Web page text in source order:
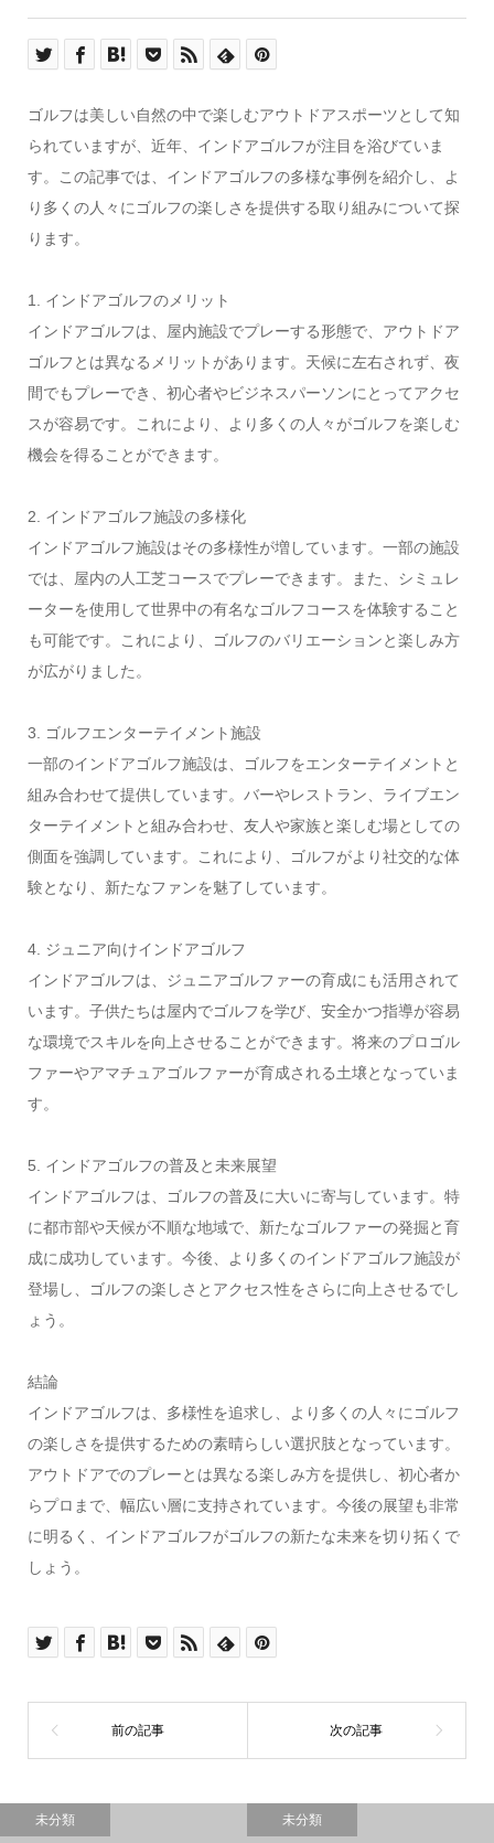
ゴルフは美しい自然の中で楽しむアウトドアスポーツとして知
られていますが、近年、インドアゴルフが注目を浴びていま
す。この記事では、インドアゴルフの多様な事例を紹介し、よ
り多くの人々にゴルフの楽しさを提供する取り組みについて探
ります。
1. インドアゴルフのメリット
インドアゴルフは、屋内施設でプレーする形態で、アウトドア
ゴルフとは異なるメリットがあります。天候に左右されず、夜
間でもプレーでき、初心者やビジネスパーソンにとってアクセ
スが容易です。これにより、より多くの人々がゴルフを楽しむ
機会を得ることができます。
2. インドアゴルフ施設の多様化
インドアゴルフ施設はその多様性が増しています。一部の施設
では、屋内の人工芝コースでプレーできます。また、シミュレ
ーターを使用して世界中の有名なゴルフコースを体験すること
も可能です。これにより、ゴルフのバリエーションと楽しみ方
が広がりました。
3. ゴルフエンターテイメント施設
一部のインドアゴルフ施設は、ゴルフをエンターテイメントと
組み合わせて提供しています。バーやレストラン、ライブエン
ターテイメントと組み合わせ、友人や家族と楽しむ場としての
側面を強調しています。これにより、ゴルフがより社交的な体
験となり、新たなファンを魅了しています。
4. ジュニア向けインドアゴルフ
インドアゴルフは、ジュニアゴルファーの育成にも活用されて
います。子供たちは屋内でゴルフを学び、安全かつ指導が容易
な環境でスキルを向上させることができます。将来のプロゴル
ファーやアマチュアゴルファーが育成される土壌となっていま
す。
5. インドアゴルフの普及と未来展望
インドアゴルフは、ゴルフの普及に大いに寄与しています。特
に都市部や天候が不順な地域で、新たなゴルファーの発掘と育
成に成功しています。今後、より多くのインドアゴルフ施設が
登場し、ゴルフの楽しさとアクセス性をさらに向上させるでし
ょう。
結論
インドアゴルフは、多様性を追求し、より多くの人々にゴルフ
の楽しさを提供するための素晴らしい選択肢となっています。
アウトドアでのプレーとは異なる楽しみ方を提供し、初心者か
らプロまで、幅広い層に支持されています。今後の展望も非常
に明るく、インドアゴルフがゴルフの新たな未来を切り拓くで
しょう。
未分類 未分類